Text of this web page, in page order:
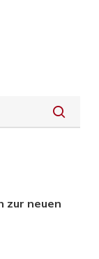
zur neuen